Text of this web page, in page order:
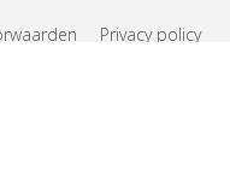
Privacy policy